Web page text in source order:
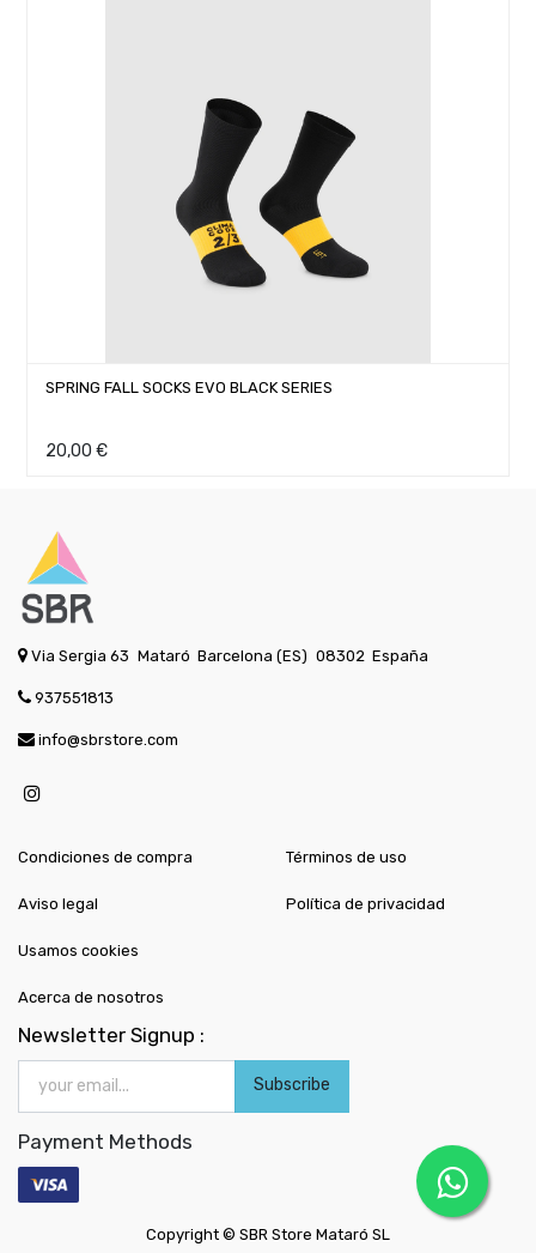
SPRING FALL SOCKS EVO BLACK SERIES
20,00 €
Via Sergia 63 Mataró Barcelona (ES) 08302 España
937551813
info@sbrstore.com
Condiciones de compra
Aviso legal
Términos de uso
Política de privacidad
Usamos cookies
Acerca de nosotros
Newsletter Signup :
Subscribe
Payment Methods
Copyright © SBR Store Mataró SL